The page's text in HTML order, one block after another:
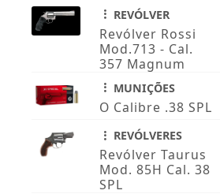
REVÓLVER
Revólver Rossi
Mod.713 - Cal.
357 Magnum
MUNIÇÕES
O Calibre .38 SPL
REVÓLVERES
Revólver Taurus
Mod. 85H Cal. 38
SPL